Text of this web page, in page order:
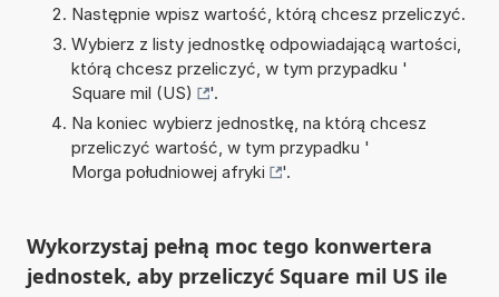
Następnie wpisz wartość, którą chcesz przeliczyć.
Wybierz z listy jednostkę odpowiadającą wartości,
którą chcesz przeliczyć, w tym przypadku '
Square mil (US)
'.
Na koniec wybierz jednostkę, na którą chcesz
przeliczyć wartość, w tym przypadku '
Morga południowej afryki
'.
Wykorzystaj pełną moc tego konwertera
jednostek, aby przeliczyć Square mil US ile